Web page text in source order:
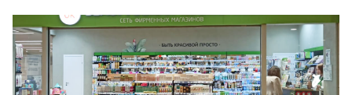
chevron_right